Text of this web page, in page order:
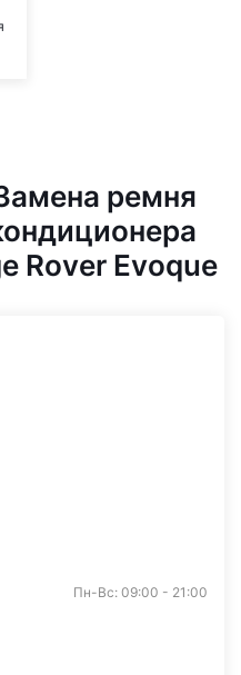
ремня
Rover Evoque
Пн-Вс: 09:00 - 21:00